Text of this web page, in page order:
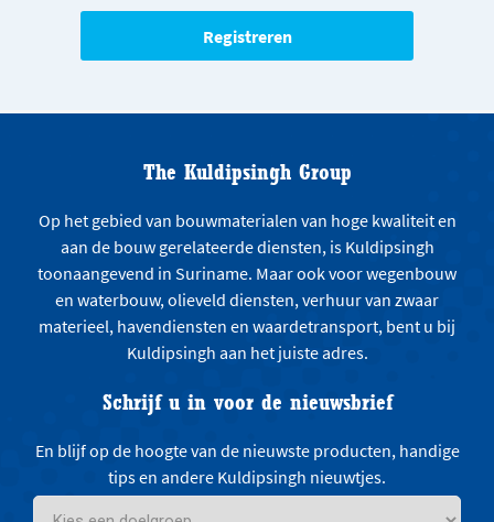
The Kuldipsingh Group
Op het gebied van bouwmaterialen van hoge kwaliteit en
aan de bouw gerelateerde diensten, is Kuldipsingh
toonaangevend in Suriname. Maar ook voor wegenbouw
en waterbouw, olieveld diensten, verhuur van zwaar
materieel, havendiensten en waardetransport, bent u bij
Kuldipsingh aan het juiste adres.
Schrijf u in voor de nieuwsbrief
En blijf op de hoogte van de nieuwste producten, handige
tips en andere Kuldipsingh nieuwtjes.